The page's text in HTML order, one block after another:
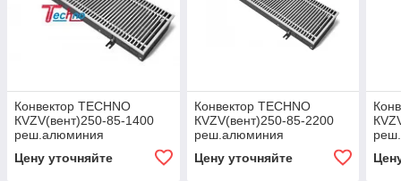
Конвектор TECHNO
КVZV(вент)250-85-1400
реш.алюминия
Цену уточняйте
Конвектор TECHNO
КVZV(вент)250-85-2200
реш.алюминия
Цену уточняйте